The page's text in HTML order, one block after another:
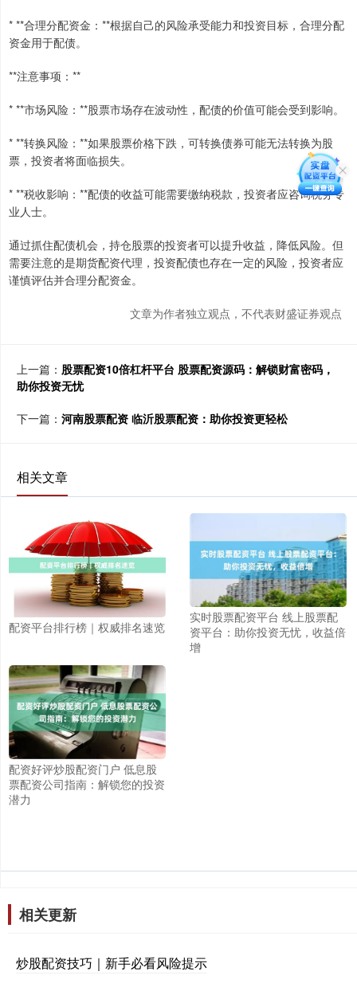
* **合理分配资金：**根据自己的风险承受能力和投资目标，合理分配
资金用于配债。
**注意事项：**
* **市场风险：**股票市场存在波动性，配债的价值可能会受到影响。
* **转换风险：**如果股票价格下跌，可转换债券可能无法转换为股
票，投资者将面临损失。
* **税收影响：**配债的收益可能需要缴纳税款，投资者应咨询税务专
业人士。
通过抓住配债机会，持仓股票的投资者可以提升收益，降低风险。但
需要注意的是期货配资代理，投资配债也存在一定的风险，投资者应
谨慎评估并合理分配资金。
文章为作者独立观点，不代表财盛证券观点
上一篇： 股票配资10倍杠杆平台 股票配资源码：解锁财富密码，
助你投资无忧
下一篇： 河南股票配资 临沂股票配资：助你投资更轻松
相关文章
配资平台排行榜｜权威排名速览
实时股票配资平台 线上股票配
资平台：助你投资无忧，收益倍
增
配资好评炒股配资门户 低息股
票配资公司指南：解锁您的投资
潜力
相关更新
炒股配资技巧｜新手必看风险提示